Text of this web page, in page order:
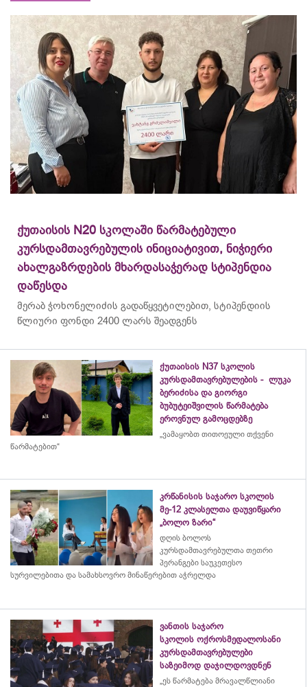
ქუთაისის N20 სკოლაში წარმატებული
კურსდამთავრებულის ინიციატივით, ნიჭიერი
ახალგაზრდების მხარდასაჭერად სტიპენდია
დაწესდა
მერაბ ჭოხონელიძის გადაწყვეტილებით, სტიპენდიის
წლიური ფონდი 2400 ლარს შეადგენს
ქუთაისის N37 სკოლის
კურსდამთავრებულების - ლუკა
ბერიძისა და გიორგი
ბუბუტეიშვილის წარმატება
ეროვნულ გამოცდებზე
„ვამაყობთ თითოეული თქვენი
წარმატებით“
კრწანისის საჯარო სკოლის
მე-12 კლასელთა დაუვიწყარი
„ბოლო ზარი“
დღის ბოლოს
კურსდამთავრებულთა თეთრი
პერანგები საუკეთესო
სურვილებითა და სამახსოვრო მინაწერებით აჭრელდა
ვანთის საჯარო
სკოლის ოქროსმედალოსანი
კურსდამთავრებულები
საზეიმოდ დაჯილდოვდნენ
„ეს წარმატება მრავალწლიანი